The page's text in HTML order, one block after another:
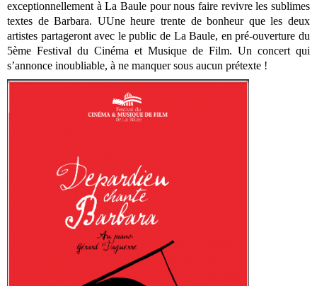
exceptionnellement à La Baule pour nous faire revivre les sublimes
textes de Barbara. UUne heure trente de bonheur que les deux
artistes partageront avec le public de La Baule, en pré-ouverture du
5ème Festival du Cinéma et Musique de Film. Un concert qui
s’annonce inoubliable, à ne manquer sous aucun prétexte !